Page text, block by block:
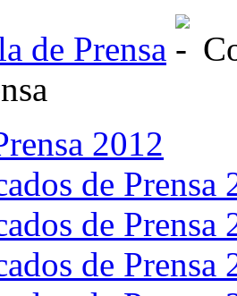
de Prensa
2012
de Prensa
de Prensa
de Prensa